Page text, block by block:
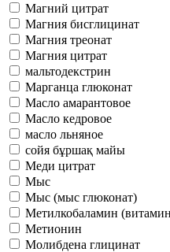
Магний цитрат
Магния бисглицинат
Магния треонат
Магния цитрат
мальтодекстрин
Марганца глюконат
Масло амарантовое
Масло кедровое
масло льняное
сойя бұршақ майы
Меди цитрат
Мыс
Мыс (мыс глюконат)
Метилкобаламин
Метионин
Молибдена глицинат